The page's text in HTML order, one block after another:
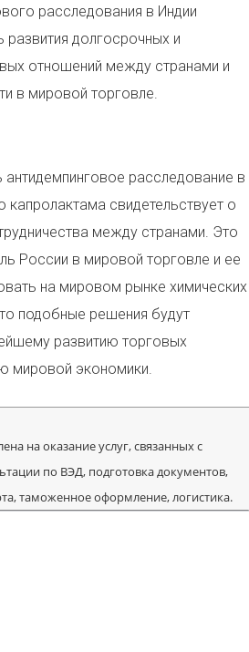
расследования в Индии
долгосрочных и
отношений между странами и
в мировой торговле.
расследование в
капролактама свидетельствует о
между странами. Это
России в мировой торговле и ее
на мировом рынке химических
подобные решения будут
развитию торговых
мировой экономики.
на оказание услуг, связанных с
по ВЭД, подготовка документов,
таможенное оформление, логистика.